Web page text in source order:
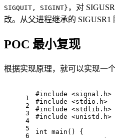
SIGQUIT, SIGINT} ，对
改。从父进程继承的 SIGUSR1
POC 最小复现
根据实现原理，就可以实现一
1
2
3
4
5
6
#include <signal.h>
#include <stdio.h>
#include <stdlib.h>
#include <unistd.h>
int main ()
{